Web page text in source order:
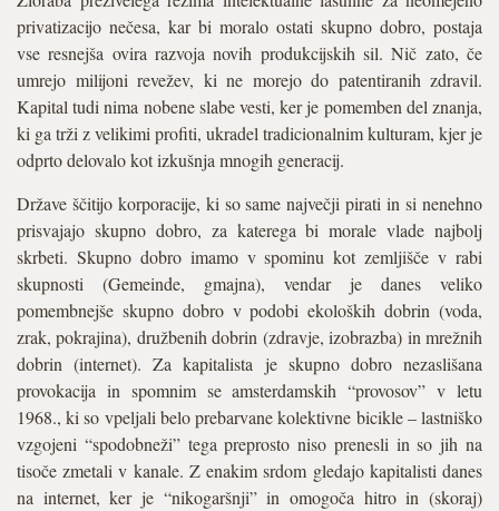
privatizacijo nečesa, kar bi moralo ostati skupno dobro, postaja
vse resnejša ovira razvoja novih produkcijskih sil. Nič zato, če
umrejo milijoni revežev, ki ne morejo do patentiranih zdravil.
Kapital tudi nima nobene slabe vesti, ker je pomemben del znanja,
ki ga trži z velikimi profiti, ukradel tradicionalnim kulturam, kjer je
odprto delovalo kot izkušnja mnogih generacij.
Države ščitijo korporacije, ki so same največji pirati in si nenehno
prisvajajo skupno dobro, za katerega bi morale vlade najbolj
skrbeti. Skupno dobro imamo v spominu kot zemljišče v rabi
skupnosti (Gemeinde, gmajna), vendar je danes veliko
pomembnejše skupno dobro v podobi ekoloških dobrin (voda,
zrak, pokrajina), družbenih dobrin (zdravje, izobrazba) in mrežnih
dobrin (internet). Za kapitalista je skupno dobro nezaslišana
provokacija in spomnim se amsterdamskih “provosov” v letu
1968., ki so vpeljali belo prebarvane kolektivne bicikle – lastniško
vzgojeni “spodobneži” tega preprosto niso prenesli in so jih na
tisoče zmetali v kanale. Z enakim srdom gledajo kapitalisti danes
na internet, ker je “nikogaršnji” in omogoča hitro in (skoraj)